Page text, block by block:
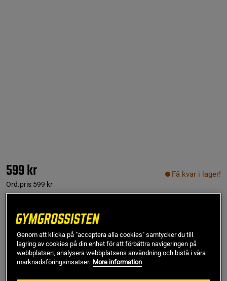
599 kr
Ord.pris 599 kr
Få kvar i lager!
Lägg i varukorgen
Genom att klicka på "acceptera alla cookies" samtycker du till
lagring av cookies på din enhet för att förbättra navigeringen på
webbplatsen, analysera webbplatsens användning och bistå i våra
marknadsföringsinsatser. More information